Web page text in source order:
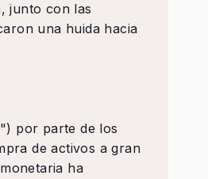
junto con las
una huida hacia
por parte de los
de activos a gran
ha